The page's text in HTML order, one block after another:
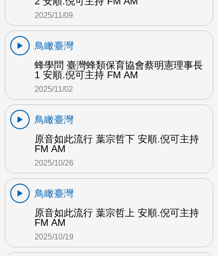
2025/11/09
鳥瞰臺灣
蜂學問 臺灣蜂類保育協會蔡明憲理事長
1 安順.倪可主持 FM AM
2025/11/02
鳥瞰臺灣
原音如此流行 葉宗哲下 安順.倪可主持
FM AM
2025/10/26
鳥瞰臺灣
原音如此流行 葉宗哲上 安順.倪可主持
FM AM
2025/10/19